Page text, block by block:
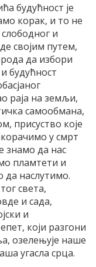
будућност је
корак, и то не
и
својим путем,
да избори
будућност
раја на земљи,
самообмана,
присуство које
у смрт
знамо да нас
пламтети и
да наслутимо.
света,
и сада,
и
који разгони
озелењује наше
угасла срца.